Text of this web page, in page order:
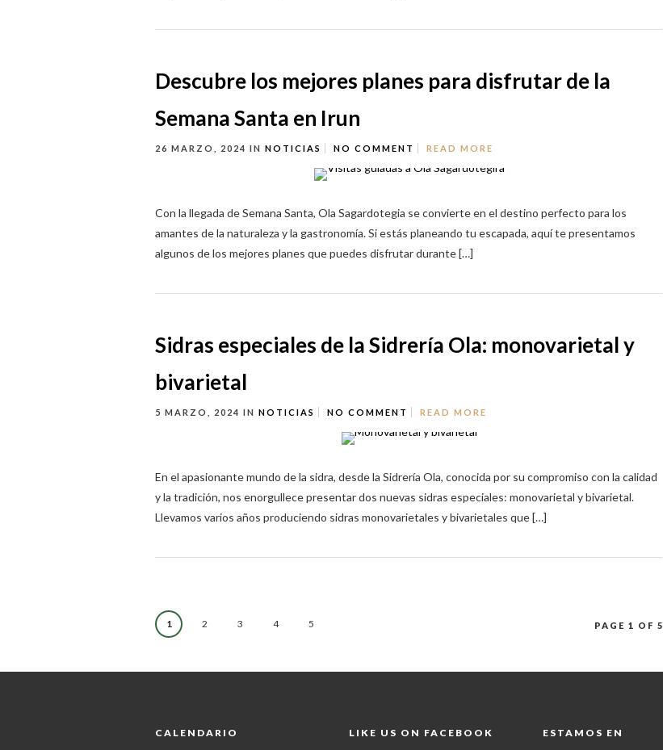
Descubre los mejores planes para disfrutar de la
Semana Santa en Irun
26 MARZO, 2024 IN NOTICIAS NO COMMENT READ MORE
Con la llegada de Semana Santa, Ola Sagardotegia se convierte en el destino perfecto para los
amantes de la naturaleza y la gastronomía. Si estás planeando tu escapada, aquí te presentamos
algunos de los mejores planes que puedes disfrutar durante […]
Sidras especiales de la Sidrería Ola: monovarietal y
bivarietal
5 MARZO, 2024 IN NOTICIAS NO COMMENT READ MORE
En el apasionante mundo de la sidra, desde la Sidrería Ola, conocida por su compromiso con la calidad
y la tradición, nos enorgullece presentar dos nuevas sidras especiales: monovarietal y bivarietal.
Llevamos varios años produciendo sidras monovarietales y bivarietales que […]
1 2 3 4 5 PAGE 1 OF 5
CALENDARIO LIKE US ON FACEBOOK ESTAMOS EN